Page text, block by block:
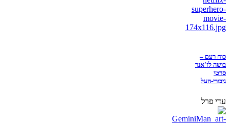
כוח רעם –
בושה לז'אנר
סרטי
גיבורי-העל
עדי פרל